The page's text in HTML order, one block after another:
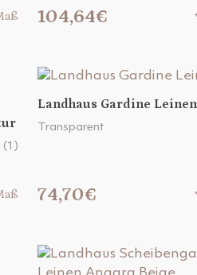
104,64€
(1)
Landhaus Gardine
Transparent
74,70€